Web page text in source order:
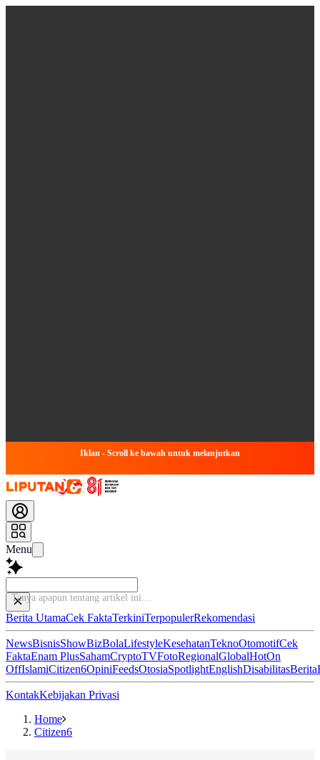
Iklan - Scroll ke bawah untuk melanjutkan
Menu
Tanya apa
Berita UtamaCek FaktaTerkiniTerpopulerRekomendasi
NewsBisnisShowBizBolaLifestyleKesehatanTeknoOtomotifCek
FaktaEnam PlusSahamCryptoTVFotoRegionalGlobalHotOn
OffIslamiCitizen6OpiniFeedsOtosiaSpotlightEnglishDisabilitasBerita
KontakKebijakan Privasi
Home
Citizen6